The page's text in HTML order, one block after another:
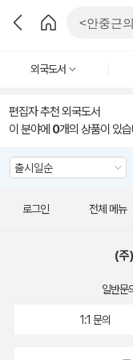
외국도서
편집자 추천 외국도서
이 분야에 0개의 상품이 있
로그인 전체 메뉴
(주
일반문
1:1 문의